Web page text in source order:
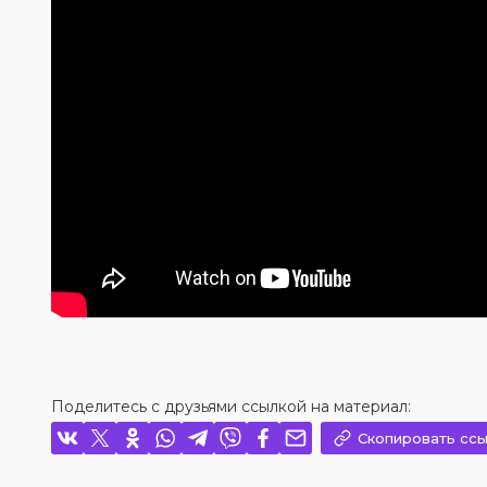
Поделитесь с друзьями ссылкой на материал:
Скопировать